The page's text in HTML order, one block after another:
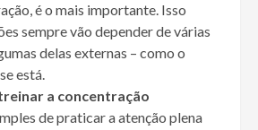
é o mais importante. Isso
sempre vão depender de várias
delas externas – como o
está.
a concentração
de praticar a atenção plena